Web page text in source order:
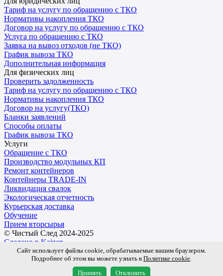
Тариф на услугу по обращению с ТКО
Нормативы накопления ТКО
Договор на услугу по обращению с ТКО
Услуга по обращению с ТКО
Заявка на вывоз отходов (не ТКО)
График вывоза ТКО
Дополнительная информация
Для физических лиц
Проверить задолженность
Тариф на услугу по обращению с ТКО
Нормативы накопления ТКО
Договор на услугу(ТКО)
Бланки заявлений
Способы оплаты
График вывоза ТКО
Услуги
Обращение с ТКО
Производство модульных КП
Ремонт контейнеров
Контейнеры TRADE-IN
Ликвидация свалок
Экологическая отчетность
Курьерская доставка
Обучение
Прием вторсырья
© Чистый След 2024-2025
Сделано в Kaizen
Обработка персональных данных
Пользовательское соглашение
Сайт использует файлы cookie, обрабатываемые вашим браузером.
Подробнее об этом вы можете узнать в Политике cookie.
Принять Отклонить